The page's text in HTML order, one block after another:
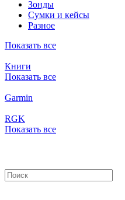
Зонды
Сумки и кейсы
Разное
Показать все
Книги
Показать все
Garmin
RGK
Показать все